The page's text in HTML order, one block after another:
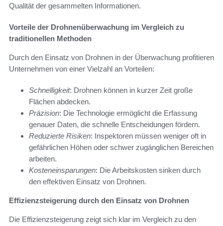
Qualität der gesammelten Informationen.
Vorteile der Drohnenüberwachung im Vergleich zu
traditionellen Methoden
Durch den Einsatz von Drohnen in der Überwachung profitieren
Unternehmen von einer Vielzahl an Vorteilen:
Schnelligkeit: Drohnen können in kurzer Zeit große
Flächen abdecken.
Präzision: Die Technologie ermöglicht die Erfassung
genauer Daten, die schnelle Entscheidungen fördern.
Reduzierte Risiken: Inspektoren müssen weniger oft in
gefährlichen Höhen oder schwer zugänglichen Bereichen
arbeiten.
Kosteneinsparungen: Die Arbeitskosten sinken durch
den effektiven Einsatz von Drohnen.
Effizienzsteigerung durch den Einsatz von Drohnen
Die Effizienzsteigerung zeigt sich klar im Vergleich zu den